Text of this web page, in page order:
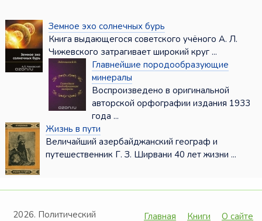
Земное эхо солнечных бурь
Книга выдающегося советского учёного А. Л.
Чижевского затрагивает широкий круг ...
Главнейшие породообразующие
минералы
Воспроизведено в оригинальной
авторской орфографии издания 1933
года ...
Жизнь в пути
Величайший азербайджанский географ и
путешественник Г. З. Ширвани 40 лет жизни ...
2026. Политический
Главная Книги
О сайте